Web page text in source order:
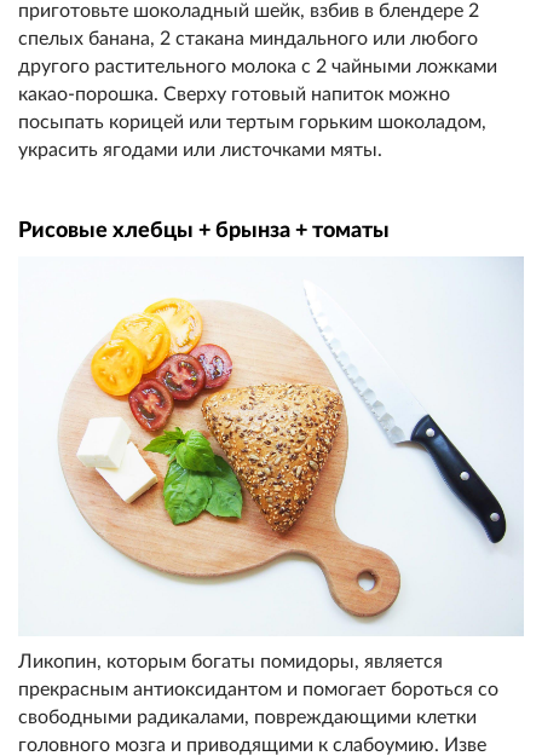
приготовьте шоколадный шейк, взбив в блендере 2
спелых банана, 2 стакана миндального или любого
другого растительного молока с 2 чайными ложками
какао-порошка. Сверху готовый напиток можно
посыпать корицей или тертым горьким шоколадом,
украсить ягодами или листочками мяты.
Рисовые хлебцы + брынза + томаты
Ликопин, которым богаты помидоры, является
прекрасным антиоксидантом и помогает бороться со
свободными радикалами, повреждающими клетки
головного мозга и приводящими к слабоумию. Изве